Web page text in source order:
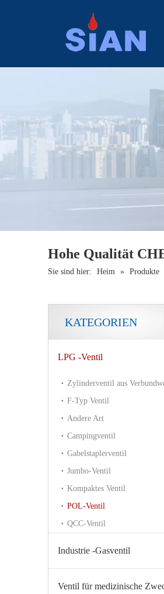
Hohe Qualität
Sie sind hier: Heim » Produkte
KATEGORIEN
LPG -Ventil
Zylinderventil aus
F-Typ Ventil
Andere Art
Campingventil
Gabelstaplerventil
Jumbo-Ventil
Kompaktes Ventil
POL-Ventil
QCC-Ventil
Industrie -Gasventil
Ventil für medizinische